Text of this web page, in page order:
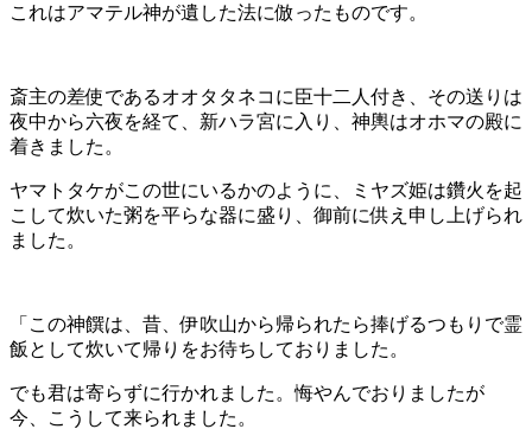
これはアマテル神が遺した法に倣ったものです。
斎主の差使であるオオタタネコに臣十二人付き、その送りは
夜中から六夜を経て、新ハラ宮に入り、神輿はオホマの殿に
着きました。
ヤマトタケがこの世にいるかのように、ミヤズ姫は鑽火を起
こして炊いた粥を平らな器に盛り、御前に供え申し上げられ
ました。
「この神饌は、昔、伊吹山から帰られたら捧げるつもりで霊
飯として炊いて帰りをお待ちしておりました。
でも君は寄らずに行かれました。悔やんでおりましたが
今、こうして来られました。